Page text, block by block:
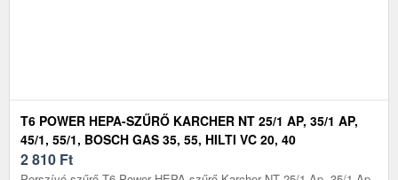
T6 POWER HEPA-SZŰRŐ KARCHER NT 25/1 AP, 35/1 AP,
45/1, 55/1, BOSCH GAS 35, 55, HILTI VC 20, 40
2 810 Ft